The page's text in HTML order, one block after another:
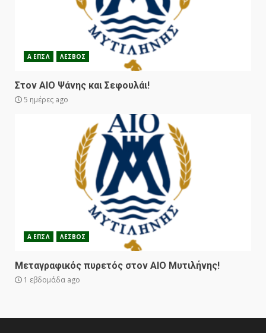
Α ΕΠΣΛ ΛΕΣΒΟΣ
Στον ΑΙΟ Ψάνης και Σεφουλάι!
5 ημέρες ago
Α ΕΠΣΛ ΛΕΣΒΟΣ
Μεταγραφικός πυρετός στον ΑΙΟ Μυτιλήνης!
1 εβδομάδα ago